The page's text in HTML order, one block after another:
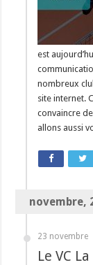
est
nombreux
site internet.
convaincre
allons aussi
novembre,
23 novembre
Le VC